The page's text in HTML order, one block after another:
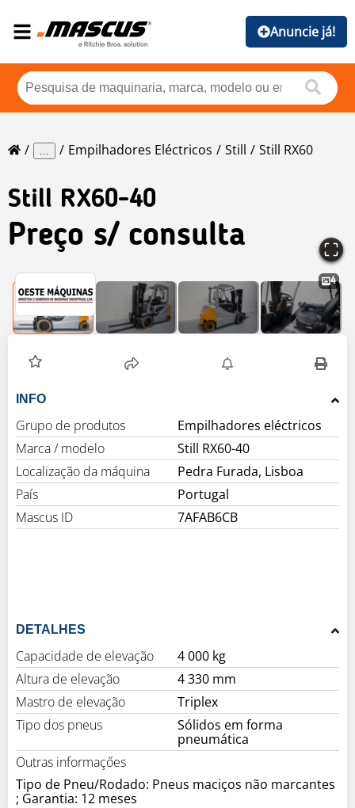
Anuncie já!
... Empilhadores Eléctricos Still Still RX60
Still RX60-40
Preço s/ consulta
4
INFO
Grupo de produtos
Empilhadores eléctricos
Marca / modelo
Still RX60-40
Localização da máquina
Pedra Furada, Lisboa
País
Portugal
Mascus ID
7AFAB6CB
DETALHES
Capacidade de elevação
4 000 kg
Altura de elevação
4 330 mm
Mastro de elevação
Triplex
Tipo dos pneus
Sólidos em forma
pneumática
Outras informaçőes
Tipo de Pneu/Rodado: Pneus maciços não marcantes
; Garantia: 12 meses